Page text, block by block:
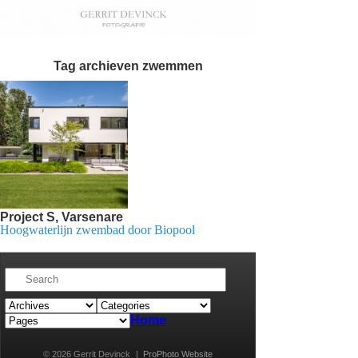
Tag archieven zwemmen
Project S, Varsenare
Hoogwaterlijn zwembad door Biopool
Home
© 2026 Gerrit Devinck |
ProPhoto Website